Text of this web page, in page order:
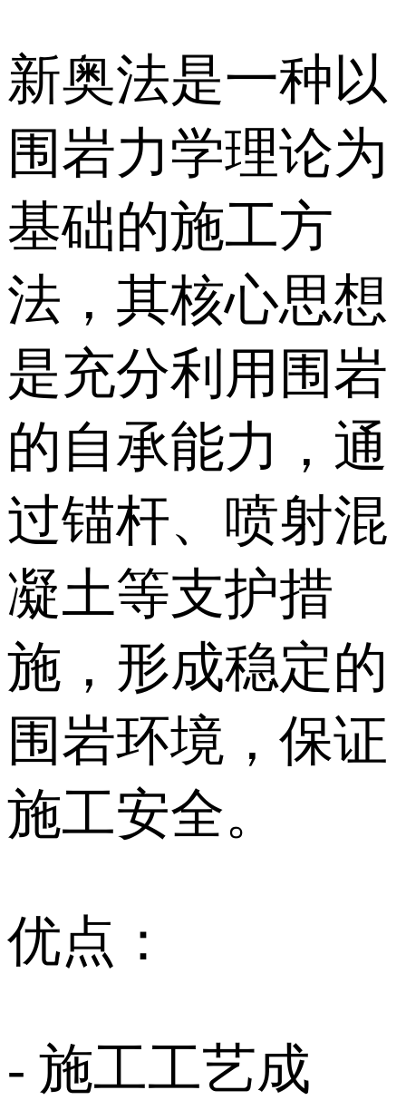
新奥法是一种以
围岩力学理论为
基础的施工方
法，其核心思想
是充分利用围岩
的自承能力，通
过锚杆、喷射混
凝土等支护措
施，形成稳定的
围岩环境，保证
施工安全。
优点：
- 施工工艺成